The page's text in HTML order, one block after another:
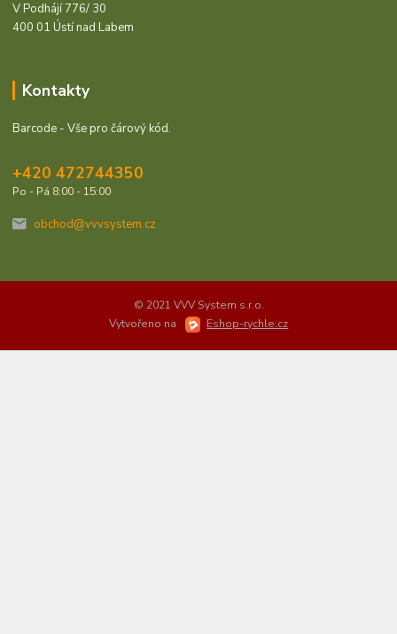
V Podhájí 776/ 30
400 01 Ústí nad Labem
Kontakty
Barcode - Vše pro čárový kód.
+420 472744350
Po - Pá 8:00 - 15:00
obchod@vvvsystem.cz
© 2021 VVV System s.r.o.
Vytvořeno na
Eshop-rychle.cz